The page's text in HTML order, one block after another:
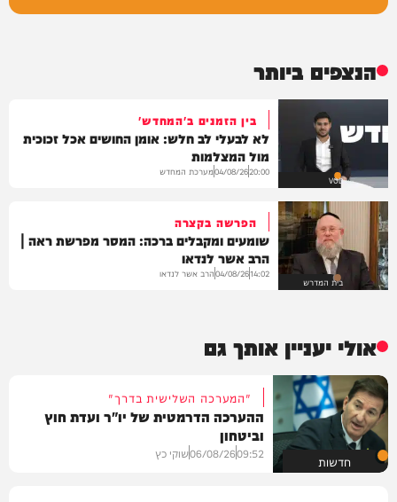
הנצפים ביותר
VOD
בין הזמנים ב'המחדש'
לא לבעלי לב חלש: אומן החושים אכל זכוכית
מול המצלמות
20:00
04/08/26מערכת המחדש
בית המדרש
הפרשה בקצרה
שומעים ומקבלים ברכה: המסר מפרשת ראה |
הרב אשר לנדאו
14:02
04/08/26הרב אשר לנדאו
אולי יעניין אותך גם
חדשות
"המערכה השלישית בדרך"
ההערכה הדרמטית של יו"ר ועדת חוץ
וביטחון
09:52
06/08/26שוקי כץ